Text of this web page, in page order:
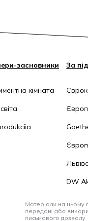
засновники
кімната
За
DW
Матеріали на цьому
передані або
письмового дозволу